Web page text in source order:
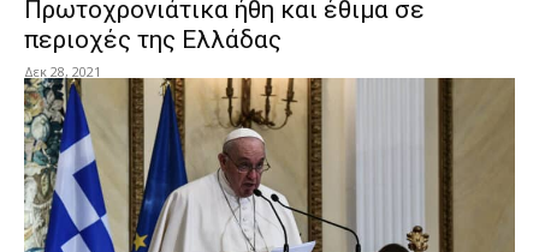
Πρωτοχρονιάτικα ήθη και έθιμα σε
περιοχές της Ελλάδας
Δεκ 28, 2021